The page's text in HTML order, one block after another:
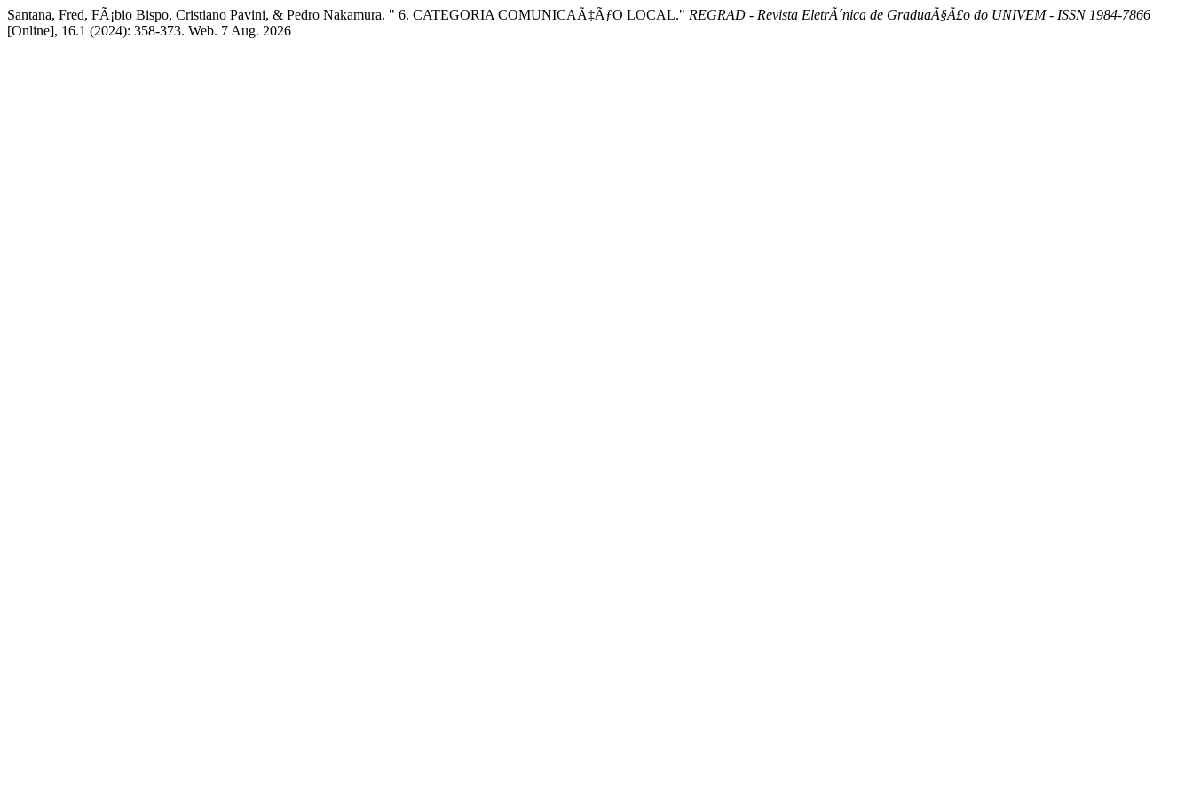
Santana, Fred, FÃ¡bio Bispo, Cristiano Pavini, & Pedro Nakamura. " 6. CATEGORIA COMUNICAÃ‡ÃƒO LOCAL." REGRAD - Revista EletrÃ´nica de GraduaÃ§Ã£o do UNIVEM - ISSN 1984-7866
[Online], 16.1 (2024): 358-373. Web. 7 Aug. 2026